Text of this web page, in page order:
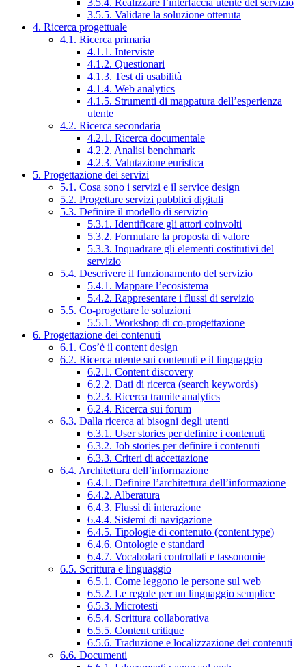
3.5.4. Realizzare l’interfaccia utente del servizio
3.5.5. Validare la soluzione ottenuta
4. Ricerca progettuale
4.1. Ricerca primaria
4.1.1. Interviste
4.1.2. Questionari
4.1.3. Test di usabilità
4.1.4. Web analytics
4.1.5. Strumenti di mappatura dell’esperienza
utente
4.2. Ricerca secondaria
4.2.1. Ricerca documentale
4.2.2. Analisi benchmark
4.2.3. Valutazione euristica
5. Progettazione dei servizi
5.1. Cosa sono i servizi e il service design
5.2. Progettare servizi pubblici digitali
5.3. Definire il modello di servizio
5.3.1. Identificare gli attori coinvolti
5.3.2. Formulare la proposta di valore
5.3.3. Inquadrare gli elementi costitutivi del
servizio
5.4. Descrivere il funzionamento del servizio
5.4.1. Mappare l’ecosistema
5.4.2. Rappresentare i flussi di servizio
5.5. Co-progettare le soluzioni
5.5.1. Workshop di co-progettazione
6. Progettazione dei contenuti
6.1. Cos’è il content design
6.2. Ricerca utente sui contenuti e il linguaggio
6.2.1. Content discovery
6.2.2. Dati di ricerca (search keywords)
6.2.3. Ricerca tramite analytics
6.2.4. Ricerca sui forum
6.3. Dalla ricerca ai bisogni degli utenti
6.3.1. User stories per definire i contenuti
6.3.2. Job stories per definire i contenuti
6.3.3. Criteri di accettazione
6.4. Architettura dell’informazione
6.4.1. Definire l’architettura dell’informazione
6.4.2. Alberatura
6.4.3. Flussi di interazione
6.4.4. Sistemi di navigazione
6.4.5. Tipologie di contenuto (content type)
6.4.6. Ontologie e standard
6.4.7. Vocabolari controllati e tassonomie
6.5. Scrittura e linguaggio
6.5.1. Come leggono le persone sul web
6.5.2. Le regole per un linguaggio semplice
6.5.3. Microtesti
6.5.4. Scrittura collaborativa
6.5.5. Content critique
6.5.6. Traduzione e localizzazione dei contenuti
6.6. Documenti